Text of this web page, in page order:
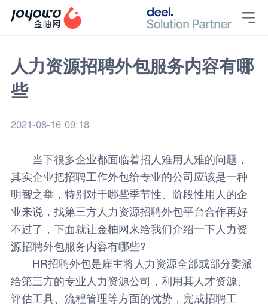

人力资源招聘外包服务内容有哪
些
2021-08-16 09:18
当下很多企业都面临着招人难用人难的问题，
其实企业把招聘工作外包给专业的公司应该是一种
明智之举，特别对于哪些季节性、阶段性用人的企
业来说，找第三方人力资源招聘外包平台合作再好
不过了，下面就让金柚网来给我们介绍一下人力资
源招聘外包服务内容有哪些?
HR招聘外包是雇主将人力资源全部或部分委派
给第三方的专业人力资源公司，利用其人才资源、
评估工具、流程管理等方面的优势，完成招聘工